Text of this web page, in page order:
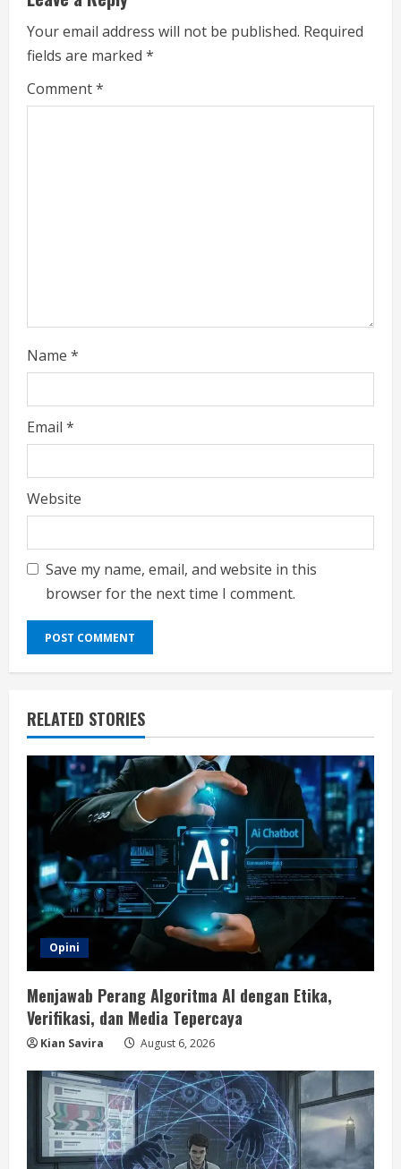
e
R
e
Your email address will not be published. Required
fields are marked *
Comment*
Name *
Email *
Website
Save my name, email, and website in this
browser for the next time I comment.
RELATED STORIES
Opini
Menjawab Perang Algoritma AI dengan Etika,
Verifikasi, dan Media Tepercaya
Kian Savira August 6, 2026